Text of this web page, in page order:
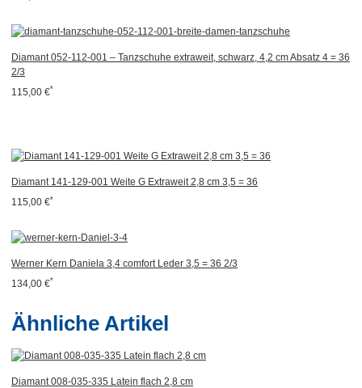
Diamant 052-112-001 – Tanzschuhe extraweit, schwarz, 4,2 cm Absatz 4 = 36
2/3
115,00 €*
Diamant 141-129-001 Weite G Extraweit 2,8 cm 3,5 = 36
115,00 €*
Werner Kern Daniela 3,4 comfort Leder 3,5 = 36 2/3
134,00 €*
Ähnliche Artikel
Diamant 008-035-335 Latein flach 2,8 cm